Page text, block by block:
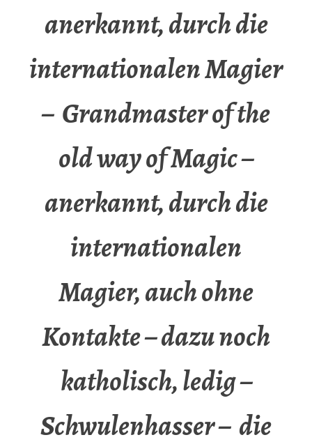
anerkannt, durch die
internationalen Magier
– Grandmaster of the
old way of Magic –
anerkannt, durch die
internationalen
Magier, auch ohne
Kontakte – dazu noch
katholisch, ledig –
Schwulenhasser – die